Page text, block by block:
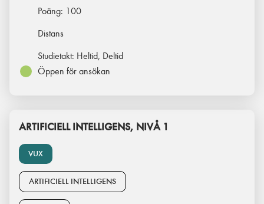
Poäng: 100
Distans
Studietakt: Heltid, Deltid
Öppen för ansökan
VUX
ARTIFICIELL INTELLIGENS, NIVÅ 1
ARTIFICIELL INTELLIGENS